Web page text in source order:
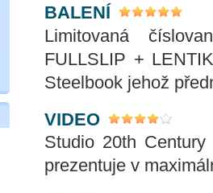
BALENÍ
Limitovaná
FULLSLIP +
Steelbook jehož
VIDEO
Studio 20th
prezentuje v